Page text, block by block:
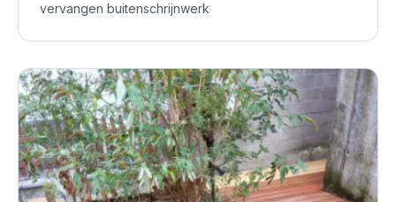
vervangen buitenschrijnwerk